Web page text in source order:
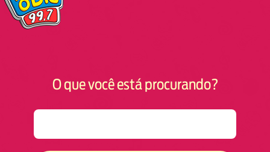
O que você está procurando?